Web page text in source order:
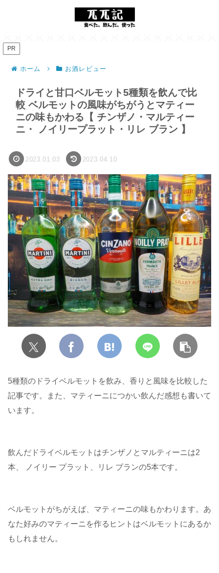
PR
ホーム お酒レビュー
ドライと甘口ベルモット5種類を飲んで比
較 ベルモットの風味がちがうとマティー
ニの味もかわる【 チンザノ・マルティー
ニ・ ノイリープラット・リレ ブラン 】
2023.01.03 2023.04.10
5種類のドライベルモットを飲み、香りと風味を比較した
記事です。また、マティーニにつかい飲んだ感想も書いて
います。
飲んだドライベルモットはチンザノとマルティーニは2
本、 ノイリー プラット、リレ ブランの5本です。
ベルモットがちがえば、マティーニの味もかわります。あ
なた好みのマティーニを作るヒントはベルモットにあるか
もしれません。